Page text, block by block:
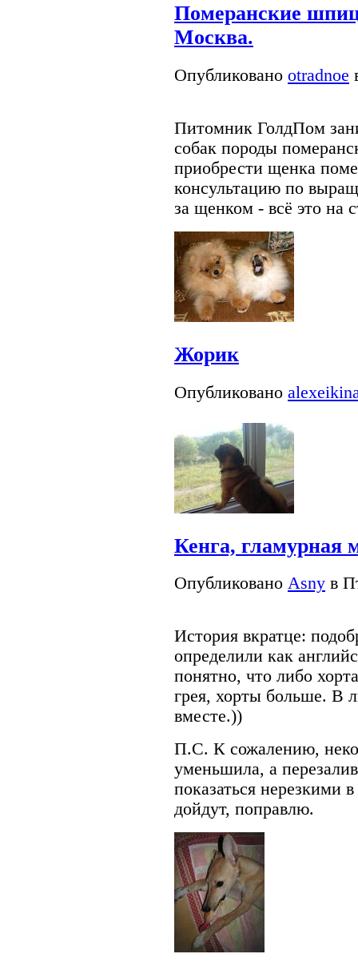
Померанские
Москва.
Опубликовано otradnoe
Питомник ГолдПом
собак породы
приобрести щенка
консультацию по
за щенком - всё это на
Жорик
Опубликовано
Кенга, гламурная
Опубликовано Asny в
История вкратце:
определили как
понятно, что либо
грея, хорты больше. В
вместе.))
П.С. К сожалению,
уменьшила, а
показаться нерезкими
дойдут, поправлю.